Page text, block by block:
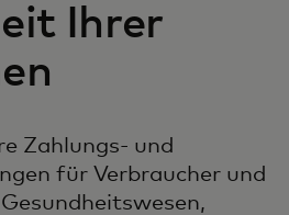
Ihrer
Zahlungs- und
für Verbraucher und